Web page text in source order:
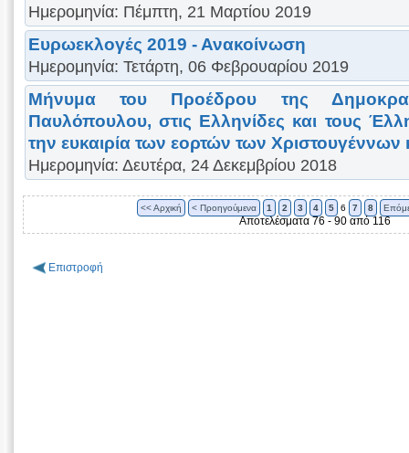
Ημερομηνία: Πέμπτη, 21 Μαρτίου 2019
Ευρωεκλογές 2019 - Ανακοίνωση
Ημερομηνία: Τετάρτη, 06 Φεβρουαρίου 2019
Μήνυμα του Προέδρου της
Παυλόπουλου, στις Ελληνίδες και τους
την ευκαιρία των εορτών των Χριστουγέννων
Ημερομηνία: Δευτέρα, 24 Δεκεμβρίου 2018
<< Αρχική < Προηγούμενα 1 2 3 4 5 6 7 8
Αποτελέσματα 76 - 90 από 116
Επιστροφή